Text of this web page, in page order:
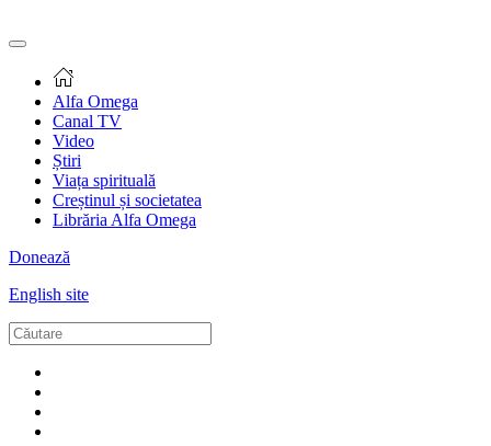
Alfa Omega
Canal TV
Video
Știri
Viața spirituală
Creștinul și societatea
Librăria Alfa Omega
Donează
English site